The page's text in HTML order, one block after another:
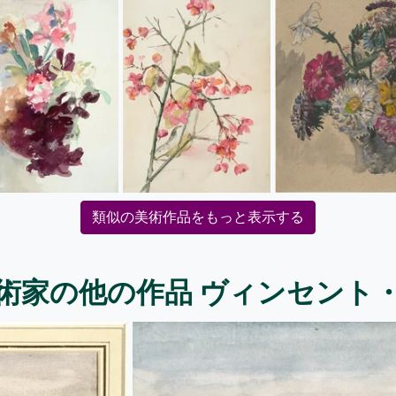
類似の美術作品をもっと表示する
家の他の作品 ヴィンセント